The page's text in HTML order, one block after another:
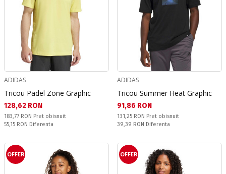
ADIDAS
Tricou Padel Zone Graphic
Текуща цена:
128,62 RON
Pret obisnuit:
183,77 RON Pret obisnuit
Спестявате:
55,15 RON Diferenta
ADIDAS
Tricou Summer Heat Graphic
Текуща цена:
91,86 RON
Pret obisnuit:
131,25 RON Pret obisnuit
Спестявате:
39,39 RON Diferenta
OFFER OFFER